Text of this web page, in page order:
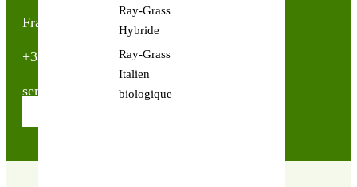
Ray-Grass
Hybride
Ray-Grass
Italien
biologique
France
+33(0)2 40 23 63 24
sembio@partnerandco.fr